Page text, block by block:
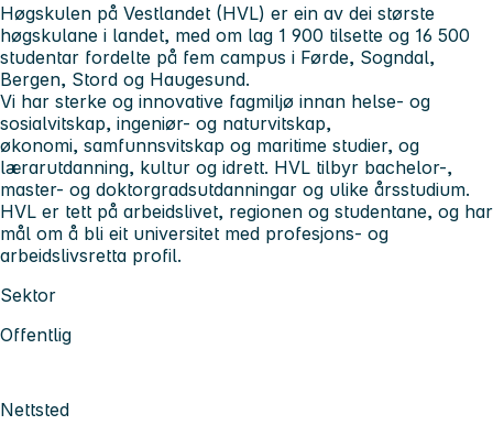
Høgskulen på Vestlandet (HVL) er ein av dei største
høgskulane i landet, med om lag 1 900 tilsette og 16 500
studentar fordelte på fem campus i Førde, Sogndal,
Bergen, Stord og Haugesund.
Vi har sterke og innovative fagmiljø innan helse- og
sosialvitskap, ingeniør- og naturvitskap,
økonomi, samfunnsvitskap og maritime studier, og
lærarutdanning, kultur og idrett. HVL tilbyr bachelor-,
master- og doktorgradsutdanningar og ulike årsstudium.
HVL er tett på arbeidslivet, regionen og studentane, og har
mål om å bli eit universitet med profesjons- og
arbeidslivsretta profil.
Sektor
Offentlig
Nettsted